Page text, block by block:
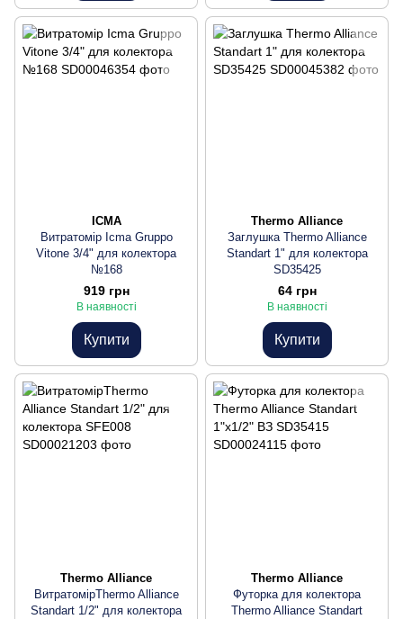
ICMA
Витратомір Icma Gruppo
Vitone 3/4" для колектора
№168
919 грн
В наявності
Купити
Thermo Alliance
Заглушка Thermo Alliance
Standart 1" для колектора
SD35425
64 грн
В наявності
Купити
Thermo Alliance
ВитратомірThermo Alliance
Standart 1/2" для колектора
Thermo Alliance
Футорка для колектора
Thermo Alliance Standart